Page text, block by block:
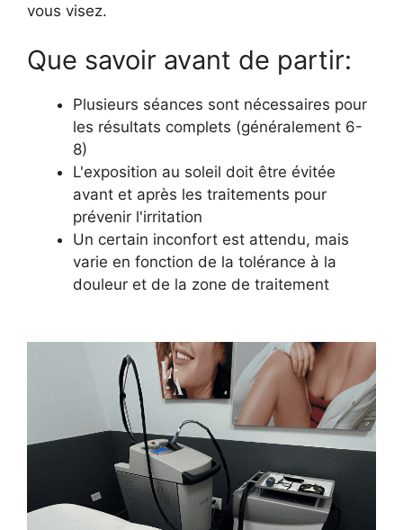
vous visez.
Que savoir avant de partir:
Plusieurs séances sont nécessaires pour
les résultats complets (généralement 6-
8)
L'exposition au soleil doit être évitée
avant et après les traitements pour
prévenir l'irritation
Un certain inconfort est attendu, mais
varie en fonction de la tolérance à la
douleur et de la zone de traitement